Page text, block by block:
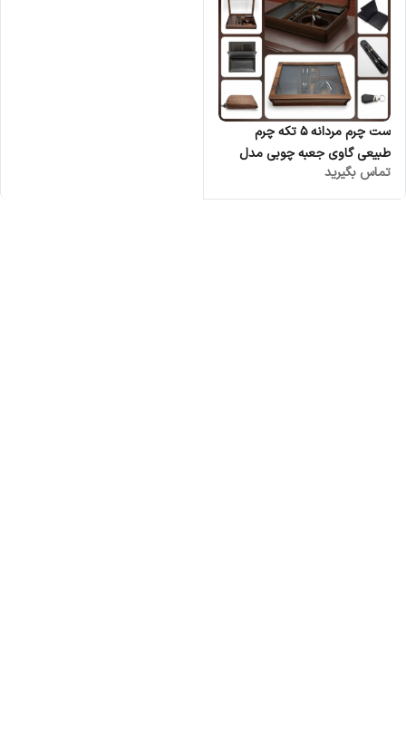
ست چرم مردانه 5 تکه چرم
طبیعی گاوی جعبه چوبی مدل
ماهور - عمده
تماس بگیرید